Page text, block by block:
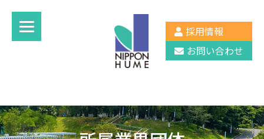
採用情報
お問い合わせ